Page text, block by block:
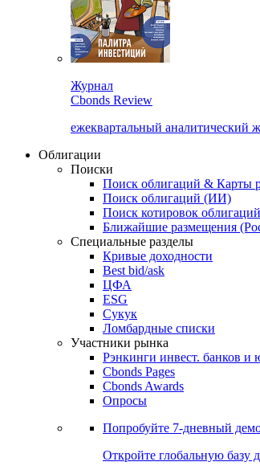
Журнал
Cbonds Review
ежеквартальный аналитический
Облигации
Поиски
Поиск облигаций & Карты
Поиск облигаций (ИИ)
Поиск котировок облигаций
Ближайшие размещения
Специальные разделы
Кривые доходности
Best bid/ask
ЦФА
ESG
Сукук
Ломбардные списки
Участники рынка
Рэнкинги инвест. банков и
Cbonds Pages
Cbonds Awards
Опросы